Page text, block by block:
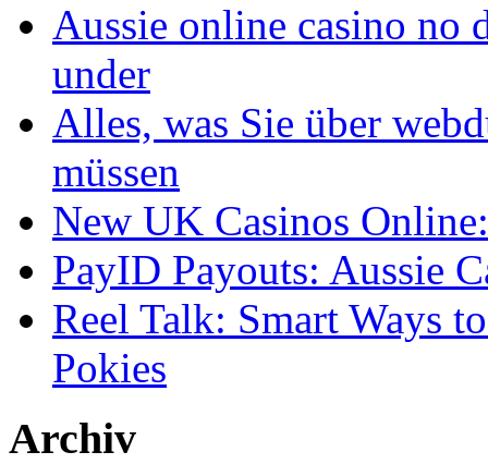
Aussie online casino no
under
Alles, was Sie über
müssen
New UK Casinos
PayID Payouts: Aussie
Reel Talk: Smart Ways
Pokies
Archiv